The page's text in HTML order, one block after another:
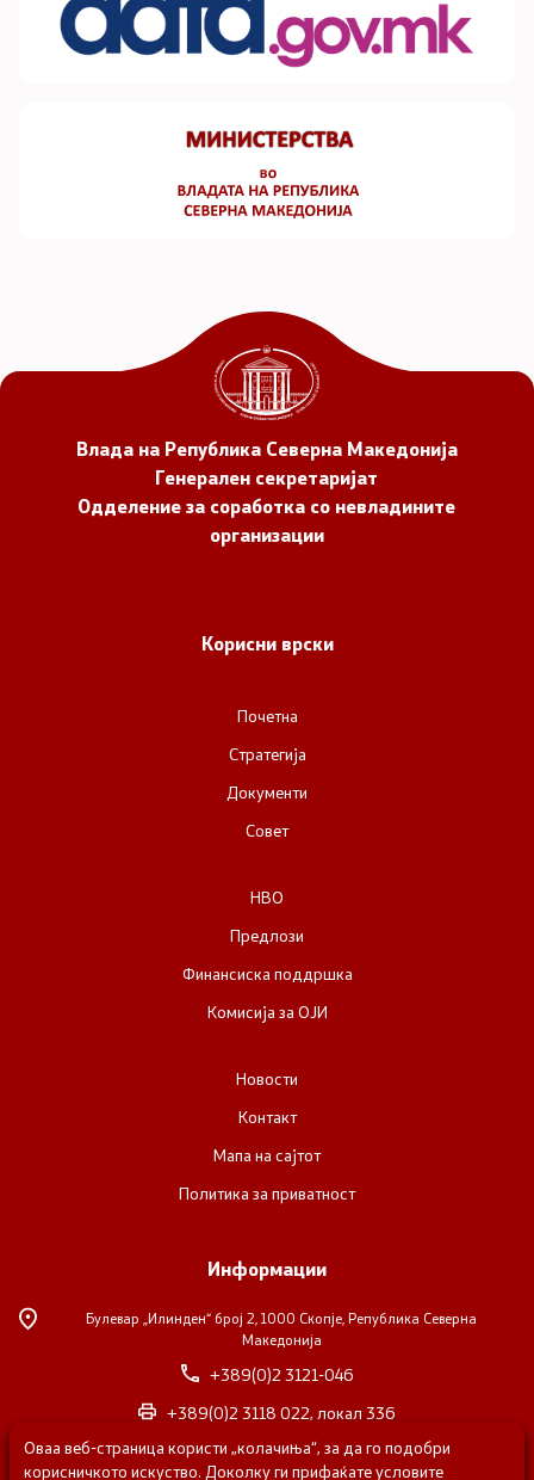
Влада на Република Северна Македонија
Генерален секретаријат
Одделение за соработка со невладините
организации
Корисни врски
Почетна
Стратегија
Документи
Совет
НВО
Предлози
Финансиска поддршка
Комисија за ОЈИ
Новости
Контакт
Мапа на сајтот
Политика за приватност
Информации
Булевар „Илинден“ број 2, 1000 Скопје, Република Северна
Македонија
+389(0)2 3121-046
+389(0)2 3118 022, локал 336
nvosorabotka@gs.gov.mk
Оваа веб-страница користи „колачиња“, за да го подобри
корисничкото искуство. Доколку ги прифаќате условите